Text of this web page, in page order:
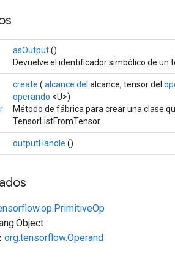
asOutput()
Devuelve el identificador simbólico de un
create ( alcance del alcance, tensor del
operando <U>)
Método de fábrica para crear una clase
TensorListFromTensor.
outputHandle ()
org.tensorflow.Operand